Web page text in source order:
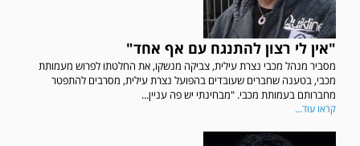
"אין לי רצון להתנגח עם אף אחד"
מסביר מנהל מכבי נצרת עילית, צביקה מנשקו, את החלטתו לפרוש מעמותת
מכבי, בטענה שחברים שעובדים בהפועל נצרת עילית, מסרבים להתפטר
מחברותם בעמותת מכבי. "מבחינתי יש פה עניין...
קראו עוד...